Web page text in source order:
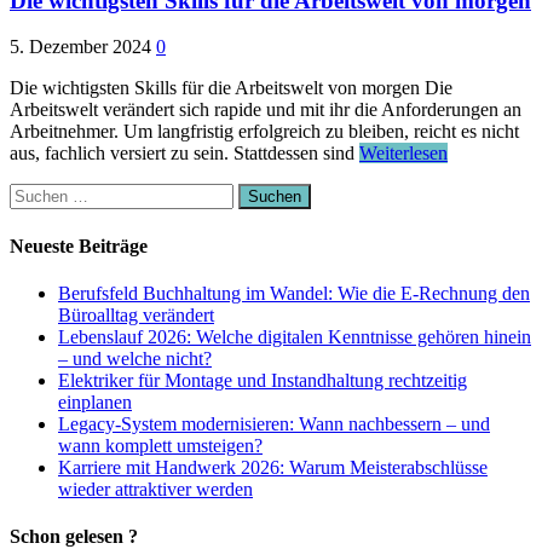
5. Dezember 2024 0
Die wichtigsten Skills für die Arbeitswelt von morgen Die
Arbeitswelt verändert sich rapide und mit ihr die Anforderungen an
Arbeitnehmer. Um langfristig erfolgreich zu bleiben, reicht es nicht
aus, fachlich versiert zu sein. Stattdessen sind Weiterlesen
Suchen
nach:
Neueste Beiträge
Berufsfeld Buchhaltung im Wandel: Wie die E-Rechnung den
Büroalltag verändert
Lebenslauf 2026: Welche digitalen Kenntnisse gehören hinein
– und welche nicht?
Elektriker für Montage und Instandhaltung rechtzeitig
einplanen
Legacy-System modernisieren: Wann nachbessern – und
wann komplett umsteigen?
Karriere mit Handwerk 2026: Warum Meisterabschlüsse
wieder attraktiver werden
Schon gelesen ?